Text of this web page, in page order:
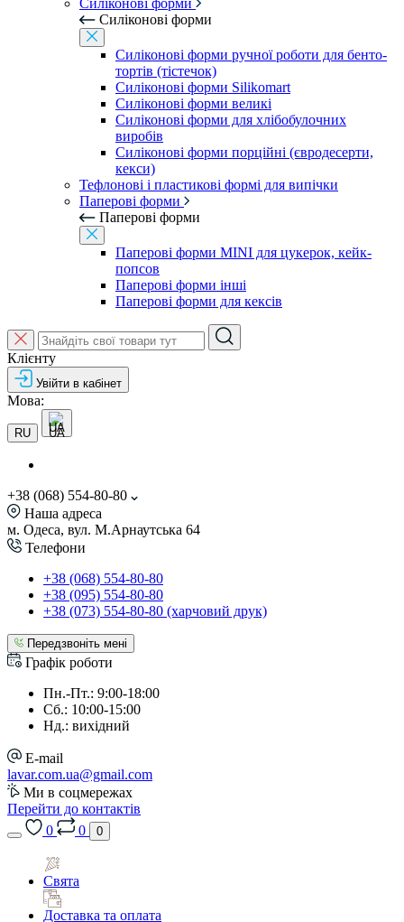
Силіконові форми
Силіконові форми
Силіконові форми ручної роботи для бенто-
тортів (тістечок)
Силіконові форми Silikomart
Силіконові форми великі
Силіконові форми для хлібобулочних
виробів
Силіконові форми порційні (євродесерти,
кекси)
Тефлонові і пластикові формі для випічки
Паперові форми
Паперові форми
Паперові форми MINI для цукерок, кейк-
попсов
Паперові форми інші
Паперові форми для кексів
Клієнту
Увійти в кабінет
Мова:
RU UA
+38 (068) 554-80-80
Наша адреса
м. Одеса, вул. М.Арнаутська 64
Телефони
+38 (068) 554-80-80
+38 (095) 554-80-80
+38 (073) 554-80-80 (харчовий друк)
Передзвоніть мені
Графік роботи
Пн.-Пт.: 9:00-18:00
Сб.: 10:00-15:00
Нд.: вихідний
E-mail
lavar.com.ua@gmail.com
Ми в соцмережах
Перейти до контактів
0
0 0
Свята
Доставка та оплата